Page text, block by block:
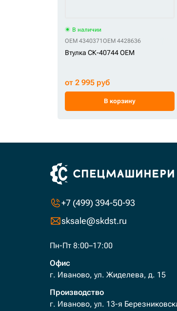
В наличии
OEM 4340371 OEM 4428636
Втулка СК-40744 OEM
от 2 995 руб
В корзину
+7 (499) 394-50-93
sksale@skdst.ru
Пн-Пт 8:00–17:00
Офис
г. Иваново, ул. Жиделева, д. 15
Производство
г. Иваново, ул. 13-я